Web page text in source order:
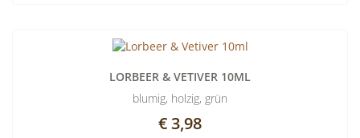
LORBEER & VETIVER 10ML
blumig, holzig, grün
€ 3,98